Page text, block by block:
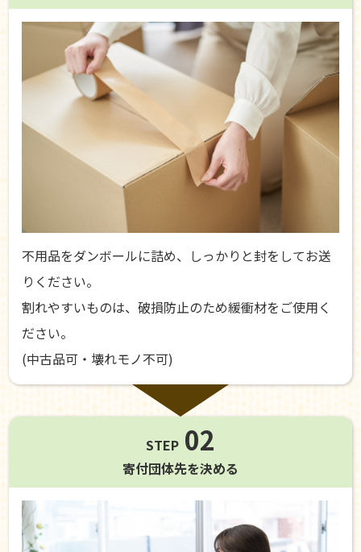
不用品をダンボールに詰め、しっかりと封をしてお送
りください。
割れやすいものは、破損防止のため緩衝材をご使用く
ださい。
(中古品可・壊れモノ不可)
STEP 02
寄付団体先を決める